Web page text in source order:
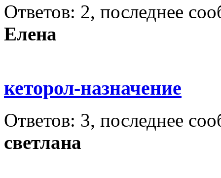
Ответов: 2, последнее
Елена
кеторол-назначение
Ответов: 3, последнее
светлана